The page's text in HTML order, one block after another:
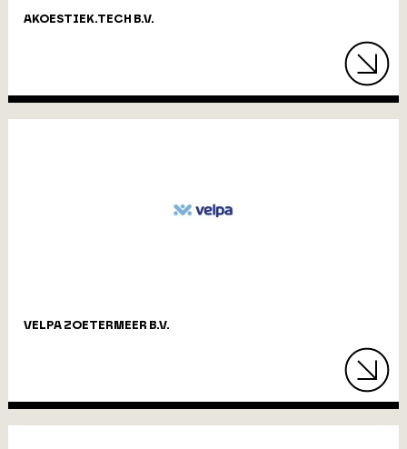
AKOESTIEK.TECH B.V.
VELPA ZOETERMEER B.V.